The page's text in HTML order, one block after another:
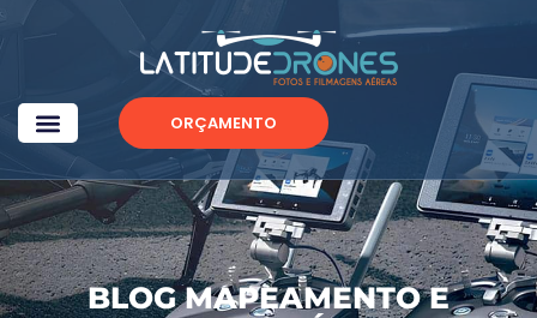
ORÇAMENTO
BLOG MAPEAMENTO E